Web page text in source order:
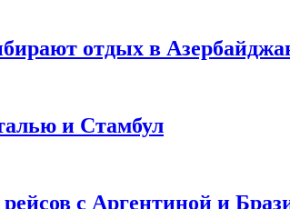
отдых в
и Стамбул
с Аргентиной и